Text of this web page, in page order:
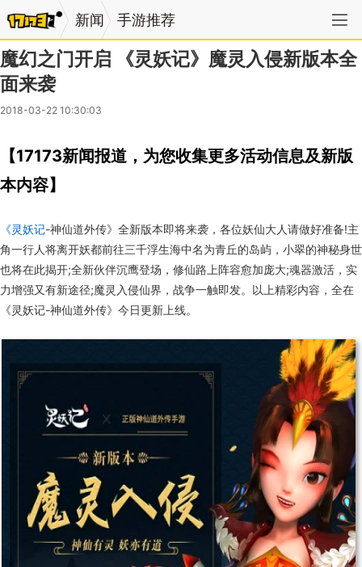
新闻 手游推荐
魔幻之门开启 《灵妖记》魔灵入侵新版本全
面来袭
2018-03-22 10:30:03
【17173新闻报道，为您收集更多活动信息及新版
本内容】
《灵妖记-神仙道外传》全新版本即将来袭，各位妖仙大人请做好准备!主
角一行人将离开妖都前往三千浮生海中名为青丘的岛屿，小翠的神秘身世
也将在此揭开;全新伙伴沉鹰登场，修仙路上阵容愈加庞大;魂器激活，实
力增强又有新途径;魔灵入侵仙界，战争一触即发。以上精彩内容，全在
《灵妖记-神仙道外传》今日更新上线。